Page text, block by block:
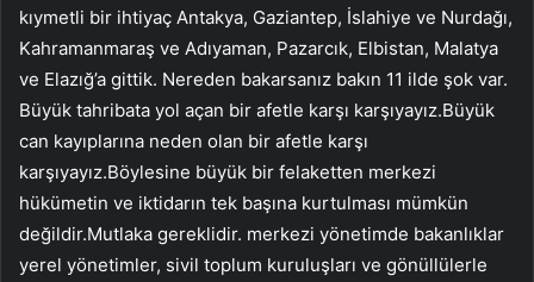
kıymetli bir ihtiyaç Antakya, Gaziantep, İslahiye ve Nurdağı,
Kahramanmaraş ve Adıyaman, Pazarcık, Elbistan, Malatya
ve Elazığ’a gittik. Nereden bakarsanız bakın 11 ilde şok var.
Büyük tahribata yol açan bir afetle karşı karşıyayız.Büyük
can kayıplarına neden olan bir afetle karşı
karşıyayız.Böylesine büyük bir felaketten merkezi
hükümetin ve iktidarın tek başına kurtulması mümkün
değildir.Mutlaka gereklidir. merkezi yönetimde bakanlıklar
yerel yönetimler, sivil toplum kuruluşları ve gönüllülerle